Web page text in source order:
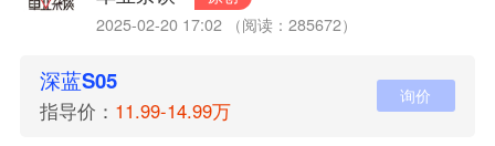
2025-02-20 17:02 （阅读：285672）
深蓝S05
指导价： 11.99-14.99万
询价